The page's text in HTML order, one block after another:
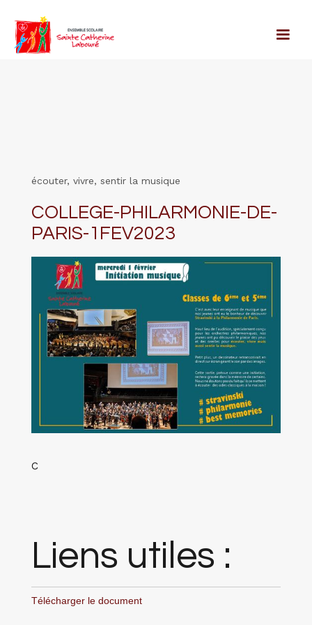
écouter, vivre, sentir la musique
COLLEGE-PHILARMONIE-DE-
PARIS-1FEV2023
C
Liens utiles :
Télécharger le document